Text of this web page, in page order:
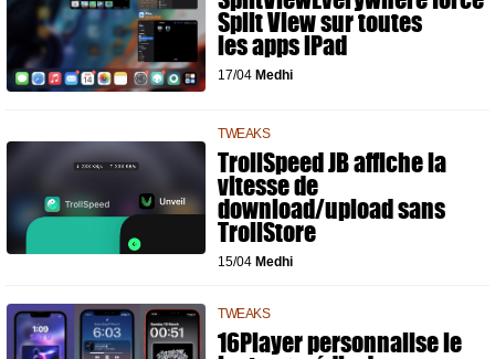
Split View sur toutes
les apps iPad
17/04 Medhi
TWEAKS
TrollSpeed JB affiche la
vitesse de
download/upload sans
TrollStore
15/04 Medhi
TWEAKS
16Player personnalise le